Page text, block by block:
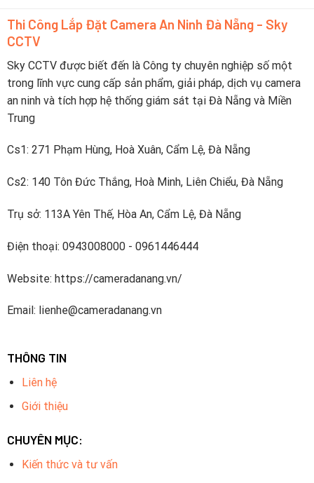
Thi Công Lắp Đặt Camera An Ninh Đà Nẵng - Sky
CCTV
Sky CCTV được biết đến là Công ty chuyên nghiệp số một
trong lĩnh vực cung cấp sản phẩm, giải pháp, dịch vụ camera
an ninh và tích hợp hệ thống giám sát tại Đà Nẵng và Miền
Trung
Cs1: 271 Phạm Hùng, Hoà Xuân, Cẩm Lệ, Đà Nẵng
Cs2: 140 Tôn Đức Thắng, Hoà Minh, Liên Chiểu, Đà Nẵng
Trụ sở: 113A Yên Thế, Hòa An, Cẩm Lệ, Đà Nẵng
Điện thoại: 0943008000 - 0961446444
Website: https://cameradanang.vn/
Email: lienhe@cameradanang.vn
THÔNG TIN
Liên hệ
Giới thiệu
CHUYÊN MỤC:
Kiến thức và tư vấn